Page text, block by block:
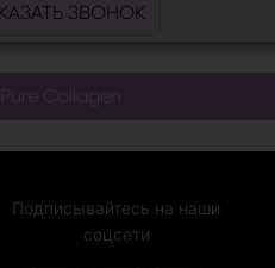
ЗВОНОК
Collagen
Подписывайтесь на наши
соцсети